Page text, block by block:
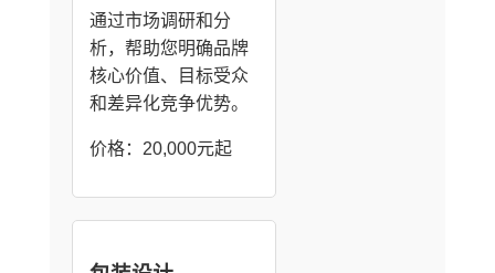
通过市场调研和分
析，帮助您明确品牌
核心价值、目标受众
和差异化竞争优势。
价格：20,000元起